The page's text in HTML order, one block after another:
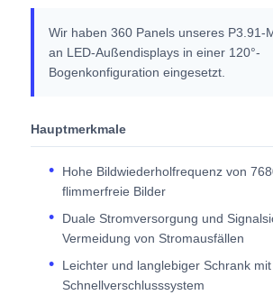
Wir haben 360 Panels unseres P3.91-
an LED-Außendisplays in einer 120°-
Bogenkonfiguration eingesetzt.
Hauptmerkmale
Hohe Bildwiederholfrequenz von
flimmerfreie Bilder
Duale Stromversorgung und
Vermeidung von Stromausfällen
Leichter und langlebiger Schrank mit
Schnellverschlusssystem